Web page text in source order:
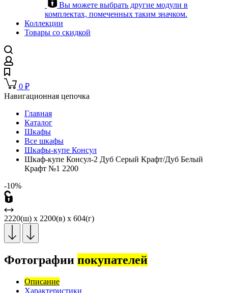
Вы можете выбрать другие модули в
комплектах, помеченных таким значком.
Коллекции
Товары со скидкой
0 ₽
Навигационная цепочка
Главная
Каталог
Шкафы
Все шкафы
Шкафы-купе Консул
Шкаф-купе Консул-2 Дуб Серый Крафт/Дуб Белый
Крафт №1 2200
-10%
2220(ш) x 2200(в) x 604(г)
Фотографии покупателей
Описание
Характеристики